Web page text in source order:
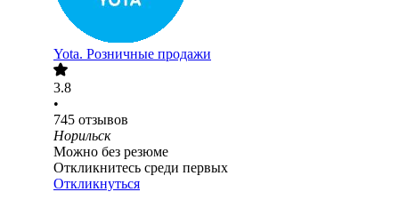
Yota. Розничные продажи
3.8
•
745 отзывов
Норильск
Можно без резюме
Откликнитесь среди первых
Откликнуться